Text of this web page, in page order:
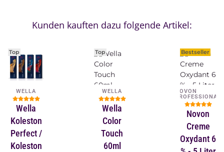
Kunden kauften dazu folgende Artikel:
Top
WELLA
Wella
Koleston
Perfect /
Koleston
Top
WELLA
Wella
Color
Touch
60ml
Bestseller
NOVON
PROFESSIONAL
Novon
Creme
Oxydant 6